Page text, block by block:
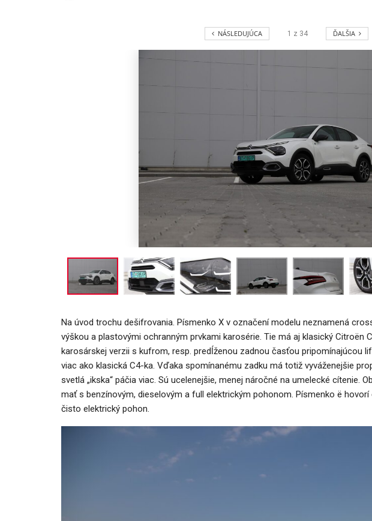
NÁSLEDUJÚCA 1 z 34 ĎALŠIA
Na úvod trochu dešifrovania. Písmenko X v označení modelu neznamená
výškou a plastovými ochranným prvkami karosérie. Tie má aj klasický Citroën
karosárskej verzii s kufrom, resp. predĺženou zadnou časťou pripomínajúcou
viac ako klasická C4-ka. Vďaka spomínanému zadku má totiž vyváženejšie
svetlá „ikska“ páčia viac. Sú ucelenejšie, menej náročné na umelecké cítenie.
mať s benzínovým, dieselovým a full elektrickým pohonom. Písmenko ë
čisto elektrický pohon.
Mercedes-Benz GLA mieša
NOVINKY
Túto akciu nesmieš vynechať!
Majo Bona aug 7, 2026